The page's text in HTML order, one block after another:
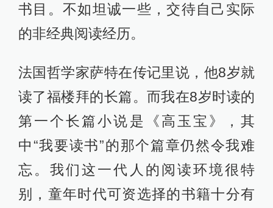
书目。不如坦诚一些，交待自己实际
的非经典阅读经历。
法国哲学家萨特在传记里说，他8岁就
读了福楼拜的长篇。而我在8岁时读的
第一个长篇小说是《高玉宝》，其
中“我要读书”的那个篇章仍然令我难
忘。我们这一代人的阅读环境很特
别，童年时代可资选择的书籍十分有